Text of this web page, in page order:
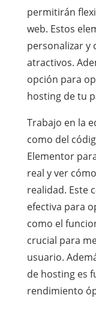
permitirán
web. Estos
personalizar y
atractivos.
opción para
hosting de tu
Trabajo en la
como del
Elementor
real y ver
realidad. Este
efectiva para
como el
crucial para
usuario.
de hosting es
rendimiento